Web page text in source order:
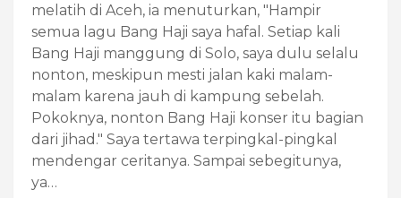
melatih di Aceh, ia menuturkan, "Hampir
semua lagu Bang Haji saya hafal. Setiap kali
Bang Haji manggung di Solo, saya dulu selalu
nonton, meskipun mesti jalan kaki malam-
malam karena jauh di kampung sebelah.
Pokoknya, nonton Bang Haji konser itu bagian
dari jihad." Saya tertawa terpingkal-pingkal
mendengar ceritanya. Sampai sebegitunya,
ya…